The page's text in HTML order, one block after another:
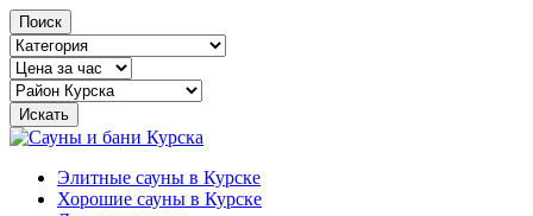
Поиск
Элитные сауны в Курске
Хорошие сауны в Курске